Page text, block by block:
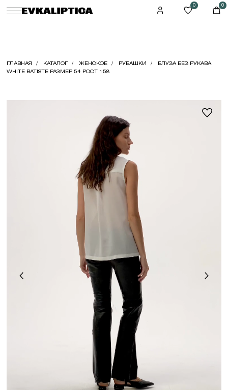
0 0
ГЛАВНАЯ КАТАЛОГ ЖЕНСКОЕ РУБАШКИ
БЛУЗА БЕЗ РУКАВА
WHITE BATISTE РАЗМЕР 54 РОСТ 158